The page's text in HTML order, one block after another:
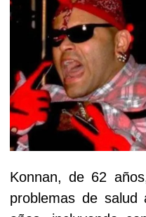
Konnan, de 62
problemas de